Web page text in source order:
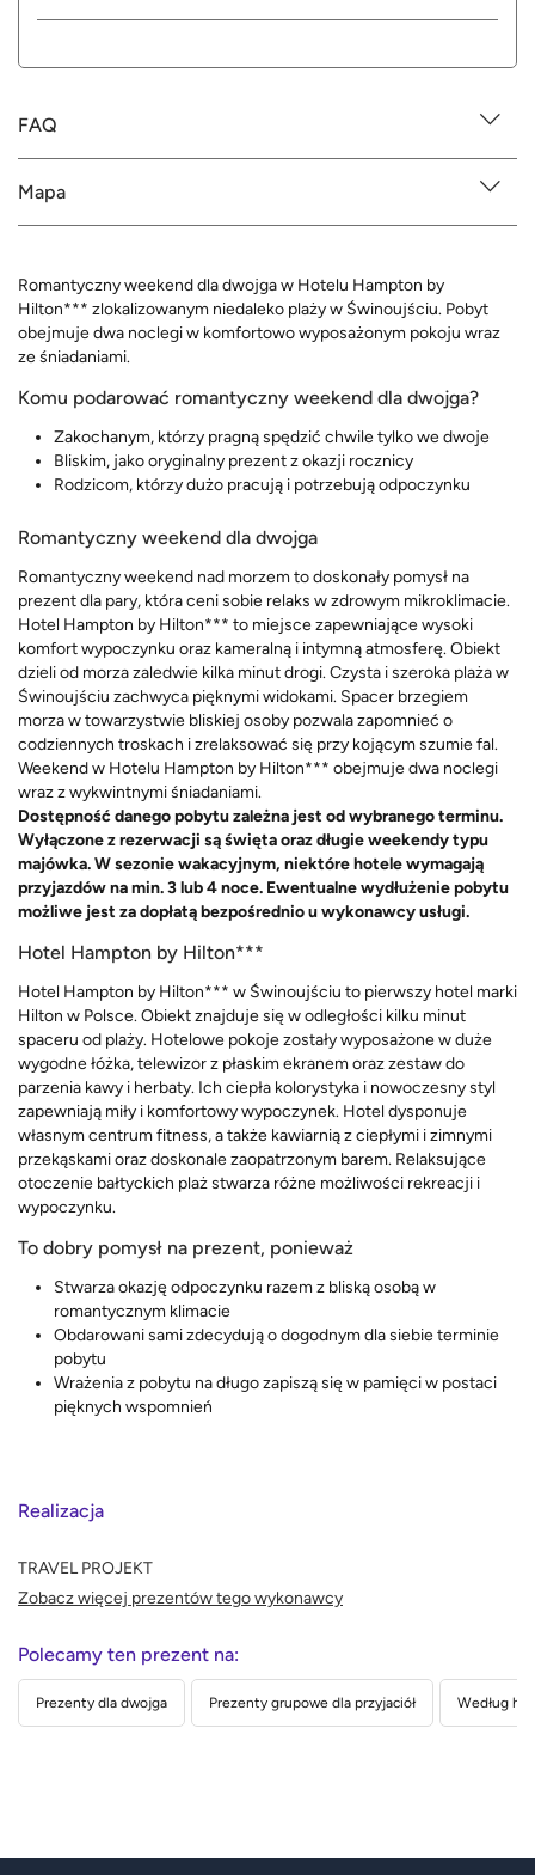
FAQ
Mapa
Romantyczny weekend dla dwojga w Hotelu Hampton by
Hilton*** zlokalizowanym niedaleko plaży w Świnoujściu. Pobyt
obejmuje dwa noclegi w komfortowo wyposażonym pokoju wraz
ze śniadaniami.
Komu podarować romantyczny weekend dla dwojga?
Zakochanym, którzy pragną spędzić chwile tylko we dwoje
Bliskim, jako oryginalny prezent z okazji rocznicy
Rodzicom, którzy dużo pracują i potrzebują odpoczynku
Romantyczny weekend dla dwojga
Romantyczny weekend nad morzem to doskonały pomysł na
prezent dla pary, która ceni sobie relaks w zdrowym mikroklimacie.
Hotel Hampton by Hilton*** to miejsce zapewniające wysoki
komfort wypoczynku oraz kameralną i intymną atmosferę. Obiekt
dzieli od morza zaledwie kilka minut drogi. Czysta i szeroka plaża w
Świnoujściu zachwyca pięknymi widokami. Spacer brzegiem
morza w towarzystwie bliskiej osoby pozwala zapomnieć o
codziennych troskach i zrelaksować się przy kojącym szumie fal.
Weekend w Hotelu Hampton by Hilton*** obejmuje dwa noclegi
wraz z wykwintnymi śniadaniami.
Dostępność danego pobytu zależna jest od wybranego terminu.
Wyłączone z rezerwacji są święta oraz długie weekendy typu
majówka. W sezonie wakacyjnym, niektóre hotele wymagają
przyjazdów na min. 3 lub 4 noce. Ewentualne wydłużenie pobytu
możliwe jest za dopłatą bezpośrednio u wykonawcy usługi.
Hotel Hampton by Hilton***
Hotel Hampton by Hilton*** w Świnoujściu to pierwszy hotel marki
Hilton w Polsce. Obiekt znajduje się w odległości kilku minut
spaceru od plaży. Hotelowe pokoje zostały wyposażone w duże
wygodne łóżka, telewizor z płaskim ekranem oraz zestaw do
parzenia kawy i herbaty. Ich ciepła kolorystyka i nowoczesny styl
zapewniają miły i komfortowy wypoczynek. Hotel dysponuje
własnym centrum fitness, a także kawiarnią z ciepłymi i zimnymi
przekąskami oraz doskonale zaopatrzonym barem. Relaksujące
otoczenie bałtyckich plaż stwarza różne możliwości rekreacji i
wypoczynku.
To dobry pomysł na prezent, ponieważ
Stwarza okazję odpoczynku razem z bliską osobą w
romantycznym klimacie
Obdarowani sami zdecydują o dogodnym dla siebie terminie
pobytu
Wrażenia z pobytu na długo zapiszą się w pamięci w postaci
pięknych wspomnień
Realizacja
TRAVEL PROJEKT
Zobacz więcej prezentów tego wykonawcy
Polecamy ten prezent na:
Prezenty dla dwojga Prezenty grupowe dla przyjaciół Według